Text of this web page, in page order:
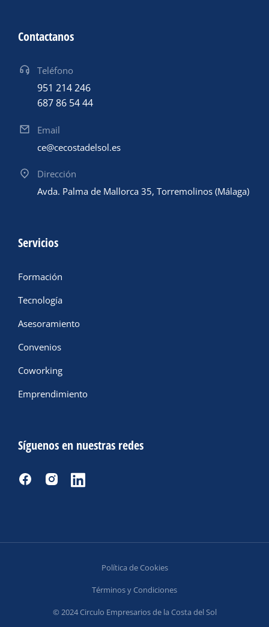
Contactanos
Teléfono
951 214 246
687 86 54 44
Email
ce@cecostadelsol.es
Dirección
Avda. Palma de Mallorca 35, Torremolinos (Málaga)
Servicios
Formación
Tecnología
Asesoramiento
Convenios
Coworking
Emprendimiento
Síguenos en nuestras redes
© 2024 Circulo Empresarios de la Costa del Sol
Política de Cookies
Términos y Condiciones